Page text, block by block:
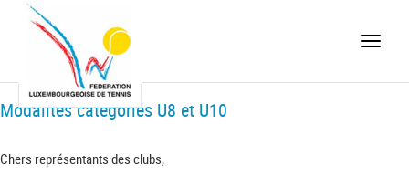
Toggle
Modalités catégories U8 et U10
Chers représentants des clubs,